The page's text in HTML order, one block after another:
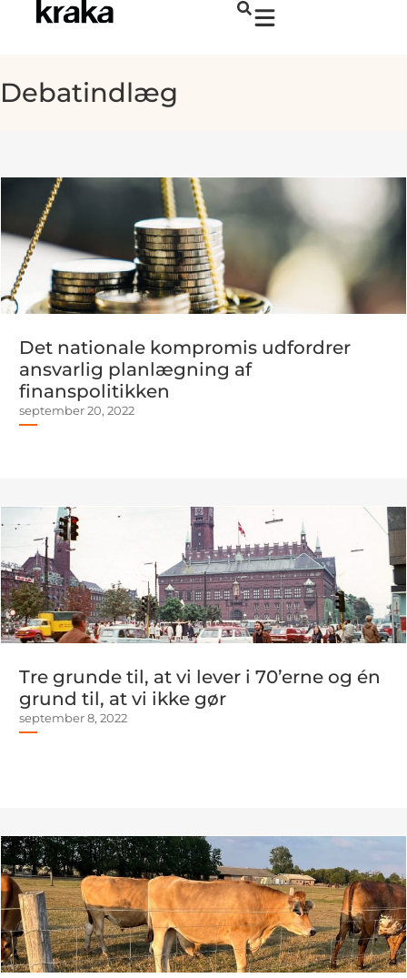
Debatindlæg
Det nationale kompromis udfordrer
ansvarlig planlægning af
finanspolitikken
september 20, 2022
Tre grunde til, at vi lever i 70’erne og én
grund til, at vi ikke gør
september 8, 2022